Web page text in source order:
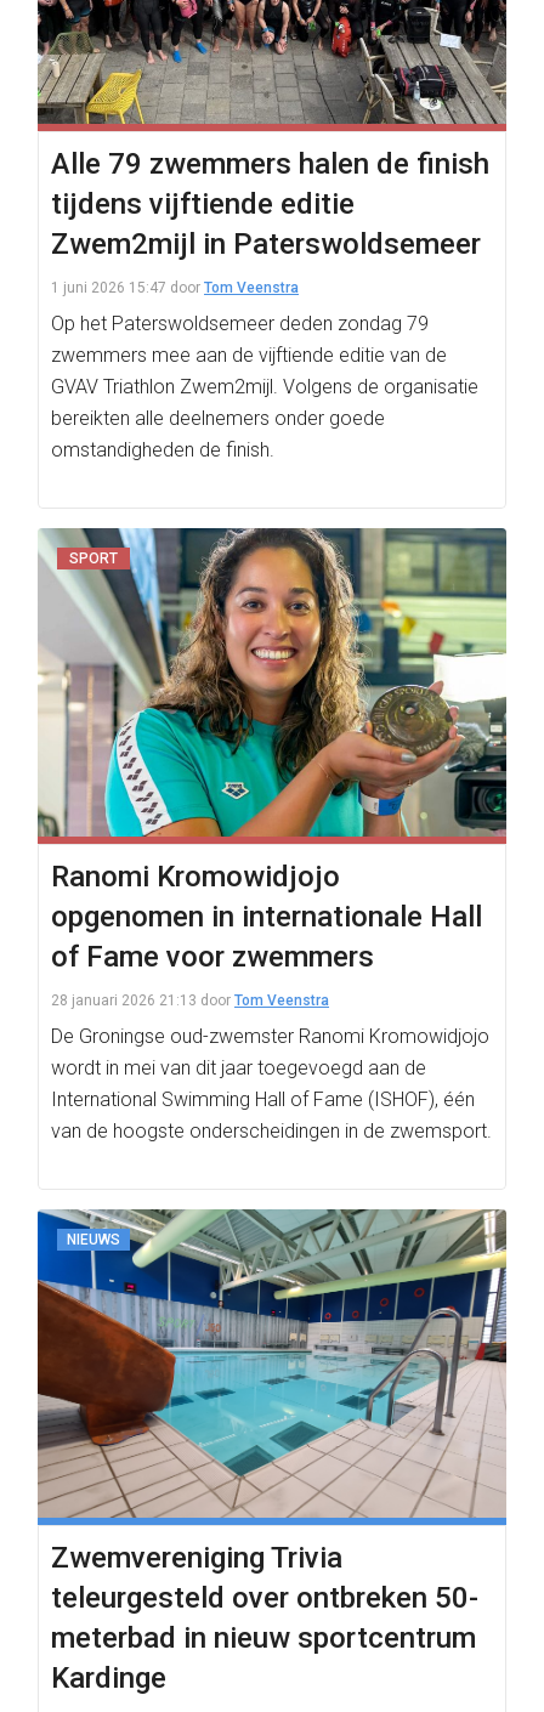
Alle 79 zwemmers halen de finish
tijdens vijftiende editie
Zwem2mijl in Paterswoldsemeer
1 juni 2026 15:47 door Tom Veenstra
Op het Paterswoldsemeer deden zondag 79
zwemmers mee aan de vijftiende editie van de
GVAV Triathlon Zwem2mijl. Volgens de organisatie
bereikten alle deelnemers onder goede
omstandigheden de finish.
SPORT
Ranomi Kromowidjojo
opgenomen in internationale Hall
of Fame voor zwemmers
28 januari 2026 21:13 door Tom Veenstra
De Groningse oud-zwemster Ranomi Kromowidjojo
wordt in mei van dit jaar toegevoegd aan de
International Swimming Hall of Fame (ISHOF), één
van de hoogste onderscheidingen in de zwemsport.
NIEUWS
Zwemvereniging Trivia
teleurgesteld over ontbreken 50-
meterbad in nieuw sportcentrum
Kardinge